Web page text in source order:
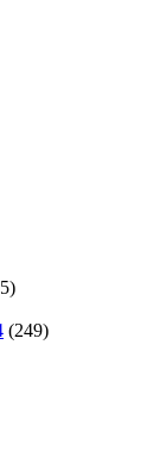
(249)